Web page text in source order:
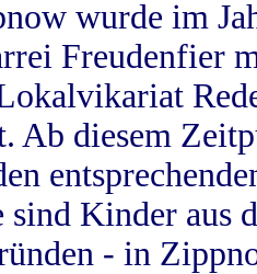
wurde im
Freudenfier
Ab diesem
sind Kinder aus
- in